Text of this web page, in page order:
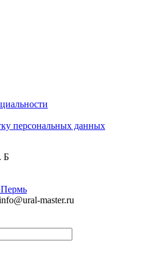
персональных данных
Б
Пермь
master.ru